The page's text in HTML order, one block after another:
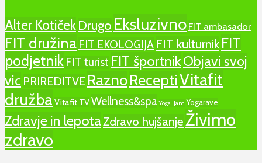
Alter KotičekDrugo Eksluzivno FIT ambasador
FIT družina FIT EKOLOGIJA FIT kulturnikFIT
podjetnik FIT turist FIT športnikObjavi svoj
vic PRIREDITVE RaznoReceptiVitafit
družba Vitafit TVWellness&spa Yoga-Jam Yogarave
Zdravje in lepotaZdravo hujšanjeŽivimo
zdravo